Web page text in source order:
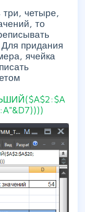
четыре,
то
придания
ячейка